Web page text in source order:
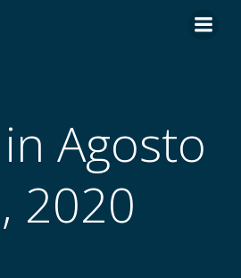
Agosto
2020